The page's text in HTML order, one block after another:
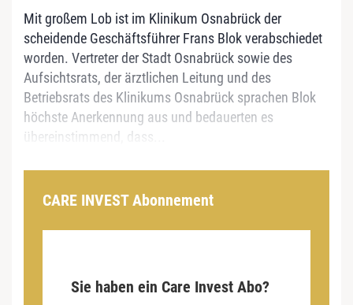
Mit großem Lob ist im Klinikum Osnabrück der
scheidende Geschäftsführer Frans Blok verabschiedet
worden. Vertreter der Stadt Osnabrück sowie des
Aufsichtsrats, der ärztlichen Leitung und des
Betriebsrats des Klinikums Osnabrück sprachen Blok
höchste Anerkennung aus und bedauerten es
übereinstimmend, dass...
CARE INVEST Abonnement
Sie haben ein Care Invest Abo?